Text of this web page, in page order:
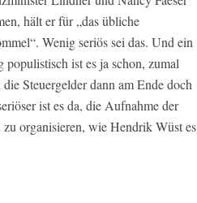
hält er für „das übliche
Wenig seriös sei das. Und ein
populistisch ist es ja schon, zumal
Steuergelder dann am Ende doch
ist es da, die Aufnahme der
organisieren, wie Hendrik Wüst es